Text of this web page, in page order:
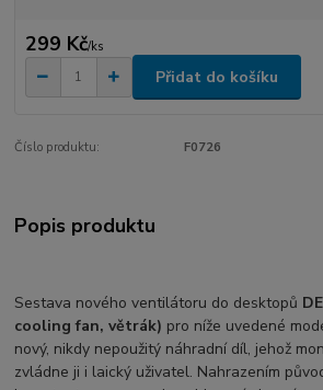
299 Kč/ks
Přidat do košíku
Číslo produktu: F0726
Popis produktu
Sestava nového ventilátoru do desktopů
cooling fan, větrák) pro níže uvedené
nový, nikdy nepoužitý náhradní díl, jehož
zvládne ji i laický uživatel. Nahrazením